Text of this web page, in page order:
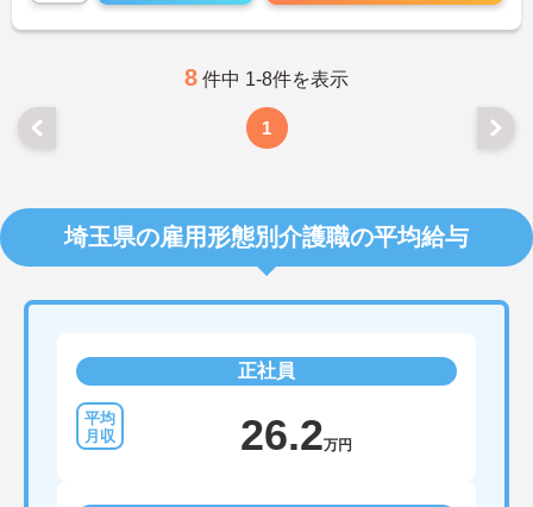
8 件中 1-8件を表示
1
埼玉県の雇用形態別介護職の平均給与
正社員
26.2万円